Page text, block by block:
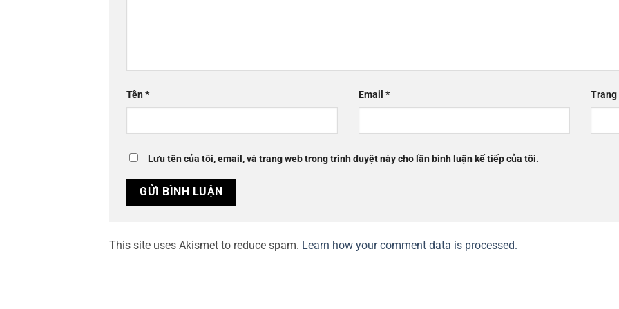
Tên* Email * Trang
Lưu tên của tôi, email, và trang web trong trình duyệt này cho lần bình luận kế tiếp của tôi.
This site uses Akismet to reduce spam. Learn how your comment data is processed.